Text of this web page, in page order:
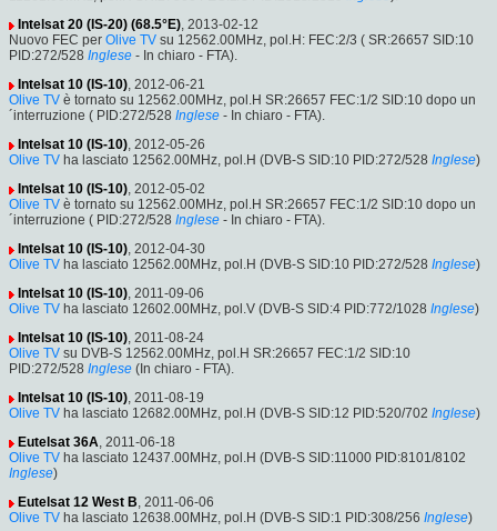
Intelsat 20 (IS-20) (68.5°E), 2013-02-12
Nuovo FEC per Olive TV su 12562.00MHz, pol.H: FEC:2/3 ( SR:26657 SID:10
PID:272/528 Inglese - In chiaro - FTA).
Intelsat 10 (IS-10), 2012-06-21
Olive TV è tornato su 12562.00MHz, pol.H SR:26657 FEC:1/2 SID:10 dopo un
´interruzione ( PID:272/528 Inglese - In chiaro - FTA).
Intelsat 10 (IS-10), 2012-05-26
Olive TV ha lasciato 12562.00MHz, pol.H (DVB-S SID:10 PID:272/528 Inglese)
Intelsat 10 (IS-10), 2012-05-02
Olive TV è tornato su 12562.00MHz, pol.H SR:26657 FEC:1/2 SID:10 dopo un
´interruzione ( PID:272/528 Inglese - In chiaro - FTA).
Intelsat 10 (IS-10), 2012-04-30
Olive TV ha lasciato 12562.00MHz, pol.H (DVB-S SID:10 PID:272/528 Inglese)
Intelsat 10 (IS-10), 2011-09-06
Olive TV ha lasciato 12602.00MHz, pol.V (DVB-S SID:4 PID:772/1028 Inglese)
Intelsat 10 (IS-10), 2011-08-24
Olive TV su DVB-S 12562.00MHz, pol.H SR:26657 FEC:1/2 SID:10
PID:272/528 Inglese (In chiaro - FTA).
Intelsat 10 (IS-10), 2011-08-19
Olive TV ha lasciato 12682.00MHz, pol.H (DVB-S SID:12 PID:520/702 Inglese)
Eutelsat 36A, 2011-06-18
Olive TV ha lasciato 12437.00MHz, pol.H (DVB-S SID:11000 PID:8101/8102
Inglese)
Eutelsat 12 West B, 2011-06-06
Olive TV ha lasciato 12638.00MHz, pol.H (DVB-S SID:1 PID:308/256 Inglese)